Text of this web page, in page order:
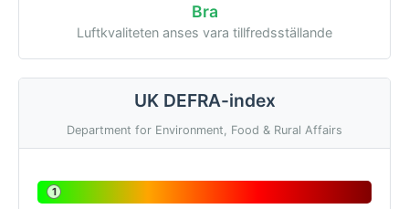
Bra
Luftkvaliteten anses vara tillfredsställande
UK DEFRA-index
Department for Environment, Food & Rural Affairs
1